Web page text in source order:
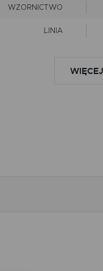
WZORNICTWO
LINIA
WIĘCEJ